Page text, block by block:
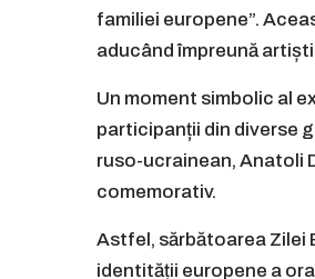
familiei europene”.
aducând împreună
Un moment simbolic al
participanții din diverse
ruso-ucrainean, Anatoli
comemorativ.
Astfel, sărbătoarea Zilei
identității europene a